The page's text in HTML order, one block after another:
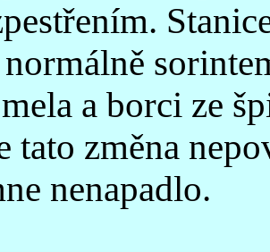
a borci ze
tato změna
nenapadlo.